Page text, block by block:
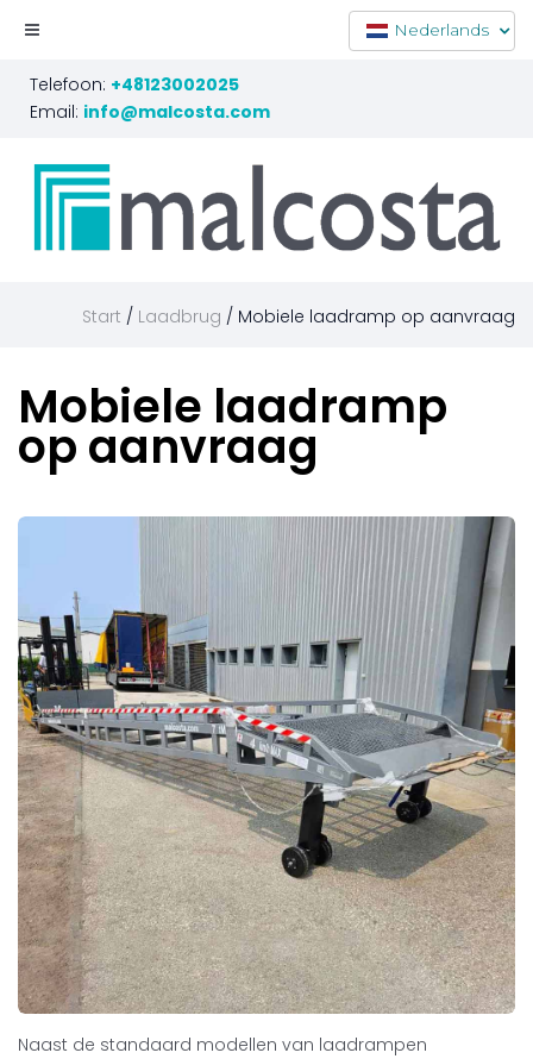
Telefoon: +48123002025
Email: info@malcosta.com
Nederlands
Start Laadbrug Mobiele laadramp op aanvraag
Mobiele laadramp
op aanvraag
Naast de standaard modellen van laadrampen